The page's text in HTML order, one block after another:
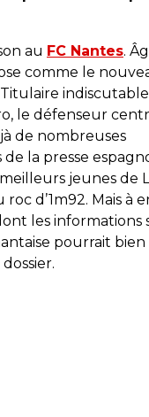
au FC Nantes.
comme le
le défenseur
de nombreuses
la presse
jeunes de
d’1m92. Mais à
les informations
pourrait